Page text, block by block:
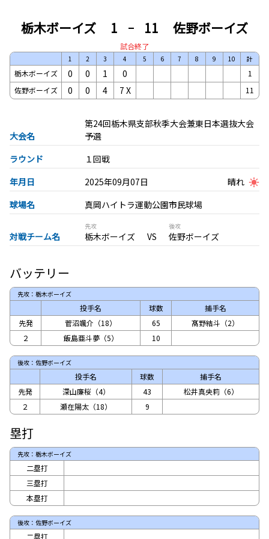
栃木ボーイズ 1 佐野ボーイズ
11
試合終了
1 2 3 4 5 6 7 8 9 10 計
栃木ボーイズ 0 0 1 0
1
佐野ボーイズ
0 0 4 7 X 11
大会名
第24回栃木県支部秋季大会兼東日本選抜大会
予選
ラウンド
１回戦
年月日
2025年09月07日
晴れ
球場名
真岡ハイトラ運動公園市民球場
対戦チーム名
先攻
栃木ボーイズ
後攻
佐野ボーイズ
バッテリー
先攻：栃木ボーイズ
投手名 球数
捕手名
先発
菅沼颯介（18） 65
髙野結斗（2）
２
飯島亜斗夢（5） 10
後攻：佐野ボーイズ
投手名 球数
捕手名
先発
深山廉桜（4） 43
松井真央莉（6）
２
瀬在陽太（18） 9
塁打
先攻：栃木ボーイズ
二塁打
三塁打
本塁打
後攻：佐野ボーイズ
二塁打